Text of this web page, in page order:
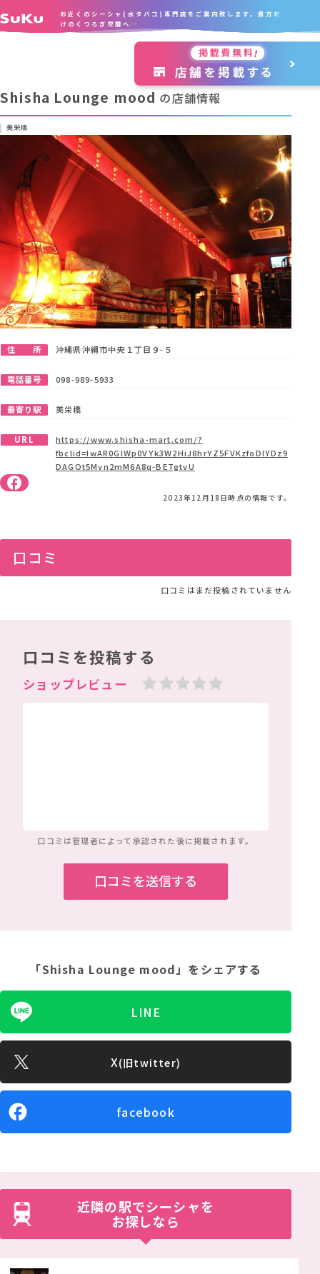
お近くのシーシャ(水タバコ)専門店をご案内致します。貴方だ
けのくつろぎ空間へ…
Shisha Lounge mood の店舗情報
美栄橋
住 所 沖縄県沖縄市中央１丁目９-５
電話番号 098-989-5933
最寄り駅 美栄橋
URL
https://www.shisha-mart.com/?
fbclid=IwAR0GlWp0VYk3W2HiJ8hrYZ5FVKzfoDIYDz9
DAGOt5Mvn2mM6A8q-BETgtvU
2023年12月18日時点の情報です。
口コミ
口コミはまだ投稿されていません
口コミを投稿する
口コミは管理者によって承認された後に掲載されます。
「Shisha Lounge mood」 をシェアする
LINE
X(旧twitter)
facebook
近隣の駅でシーシャを
お探しなら